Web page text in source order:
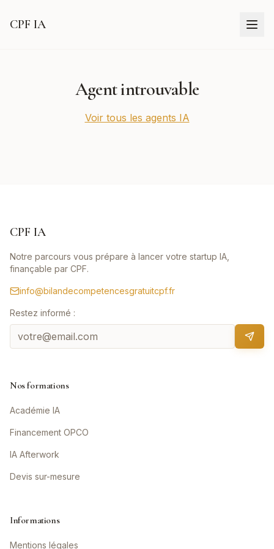
CPF IA
Agent introuvable
Voir tous les agents IA
CPF IA
Notre parcours vous prépare à lancer votre startup IA,
finançable par CPF.
info@bilandecompetencesgratuitcpf.fr
Restez informé :
Nos formations
Académie IA
Financement OPCO
IA Afterwork
Devis sur-mesure
Informations
Mentions légales